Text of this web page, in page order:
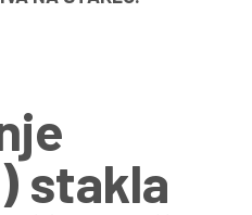
stakla